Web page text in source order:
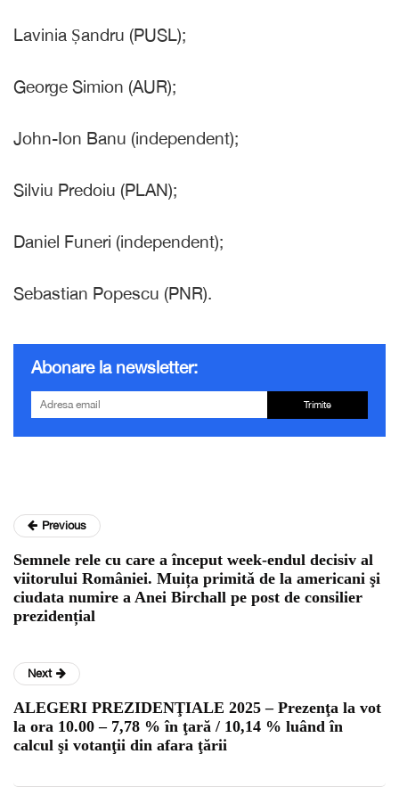
Lavinia Șandru (PUSL);
George Simion (AUR);
John-Ion Banu (independent);
Silviu Predoiu (PLAN);
Daniel Funeri (independent);
Sebastian Popescu (PNR).
Abonare la newsletter:
Trimite
Previous
Semnele rele cu care a început week-endul decisiv al
viitorului României. Muița primitǎ de la americani şi
ciudata numire a Anei Birchall pe post de consilier
prezidențial
Next
ALEGERI PREZIDENŢIALE 2025 – Prezenţa la vot
la ora 10.00 – 7,78 % în ţară / 10,14 % luând în
calcul şi votanţii din afara ţării